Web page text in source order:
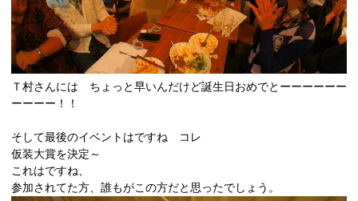
Ｔ村さんには ちょっと早いんだけど誕生日おめでとーーーーーー
ーーーー！！
そして最後のイベントはですね コレ
仮装大賞を決定～
これはですね、
参加されてた方、誰もがこの方だと思ったでしょう。